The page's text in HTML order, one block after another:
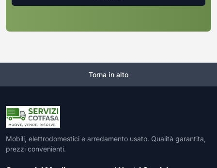
Torna in alto
Mobili, elettrodomestici e arredamento usato. Qualità garantita,
prezzi convenienti.